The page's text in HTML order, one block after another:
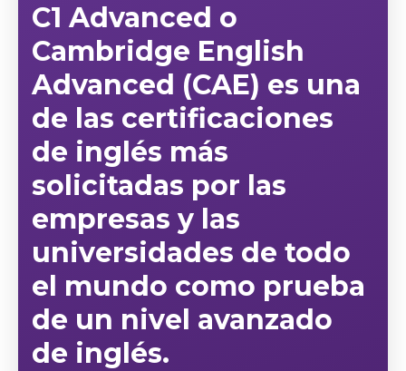
C1 Advanced o
Cambridge English
Advanced (CAE) es una
de las certificaciones
de inglés más
solicitadas por las
empresas y las
universidades de todo
el mundo como prueba
de un nivel avanzado
de inglés.